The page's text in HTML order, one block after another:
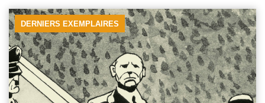
DERNIERS EXEMPLAIRES